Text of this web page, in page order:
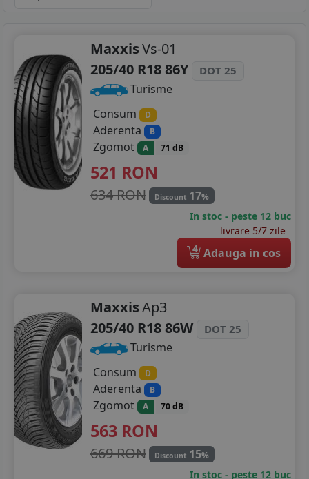
235/45R18
245/45R18
205/55R19
235/35R19
235/40R19
MaxxisVs-01
205/40 R18 86Y
DOT 25
Turisme
Consum
D
Aderenta B
Zgomot A 71 dB
521 RON
634 RON Discount 17%
In stoc - peste 12 buc
livrare 5/7 zile
4 Adauga in cos
MaxxisAp3
205/40 R18 86W
DOT 25
Turisme
Consum
D
Aderenta B
Zgomot A 70 dB
563 RON
669 RON Discount 15%
In stoc - peste 12 buc